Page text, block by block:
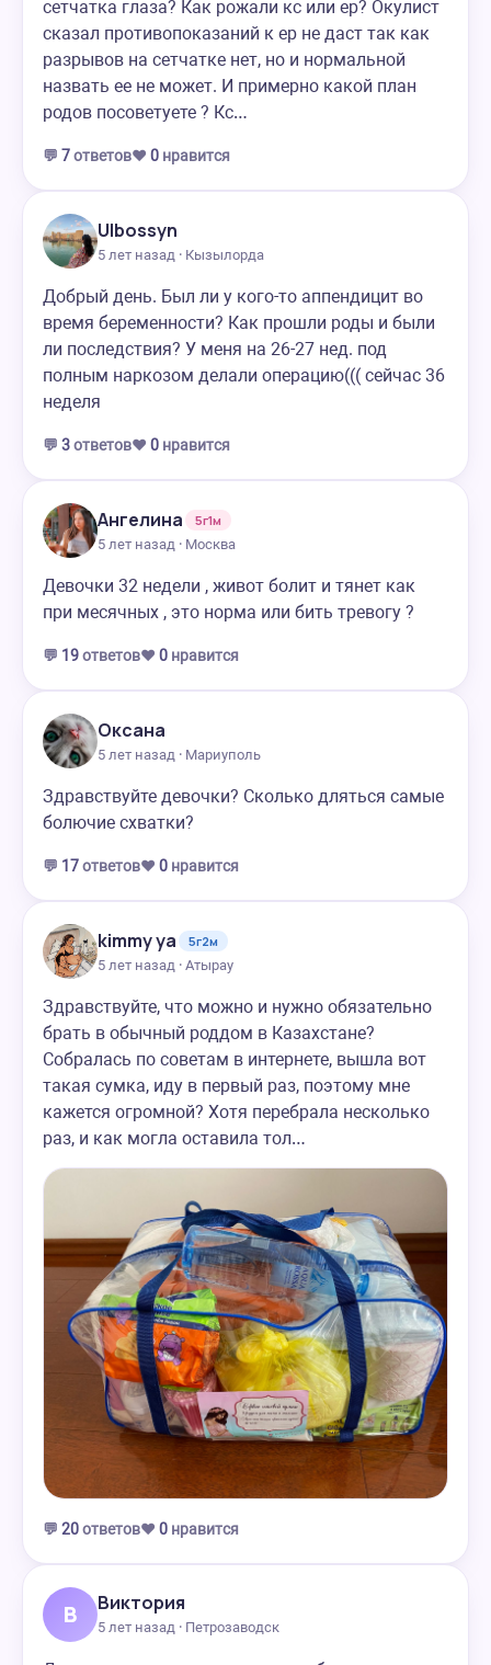
сетчатка глаза? Как рожали кс или ер? Окулист
сказал противопоказаний к ер не даст так как
разрывов на сетчатке нет, но и нормальной
назвать ее не может. И примерно какой план
родов посоветуете ? Кс…
💬 7ответов❤️ 0 нравится
Ulbossyn
5 лет назад · Кызылорда
Добрый день. Был ли у кого-то аппендицит во
время беременности? Как прошли роды и были
ли последствия? У меня на 26-27 нед. под
полным наркозом делали операцию((( сейчас 36
неделя
💬 3ответов❤️ 0 нравится
Ангелина
5г1м
5 лет назад · Москва
Девочки 32 недели , живот болит и тянет как
при месячных , это норма или бить тревогу ?
💬 19ответов❤️ 0 нравится
Оксана
5 лет назад · Мариуполь
Здравствуйте девочки? Сколько дляться самые
болючие схватки?
💬 17ответов❤️ 0 нравится
kimmy ya
5г2м
5 лет назад · Атырау
Здравствуйте, что можно и нужно обязательно
брать в обычный роддом в Казахстане?
Собралась по советам в интернете, вышла вот
такая сумка, иду в первый раз, поэтому мне
кажется огромной? Хотя перебрала несколько
раз, и как могла оставила тол…
💬 20ответов❤️ 0 нравится
В Виктория
5 лет назад · Петрозаводск